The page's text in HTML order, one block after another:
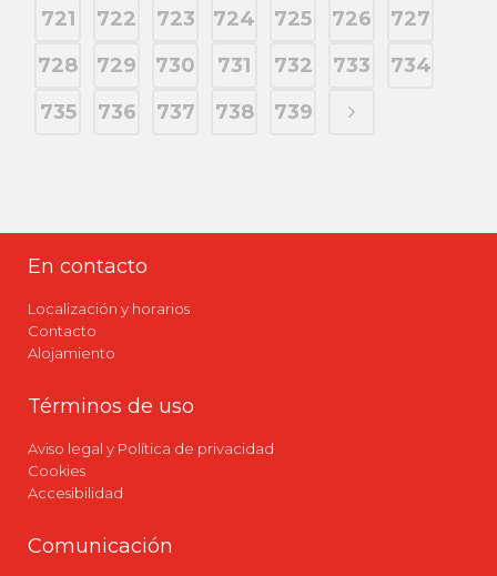
721
722 723 724 725 726
727
728
729 730 731 732 733
734
735
736 737 738 739
En contacto
Localización y horarios
Contacto
Alojamiento
Términos de uso
Aviso legal y Política de privacidad
Cookies
Accesibilidad
Comunicación